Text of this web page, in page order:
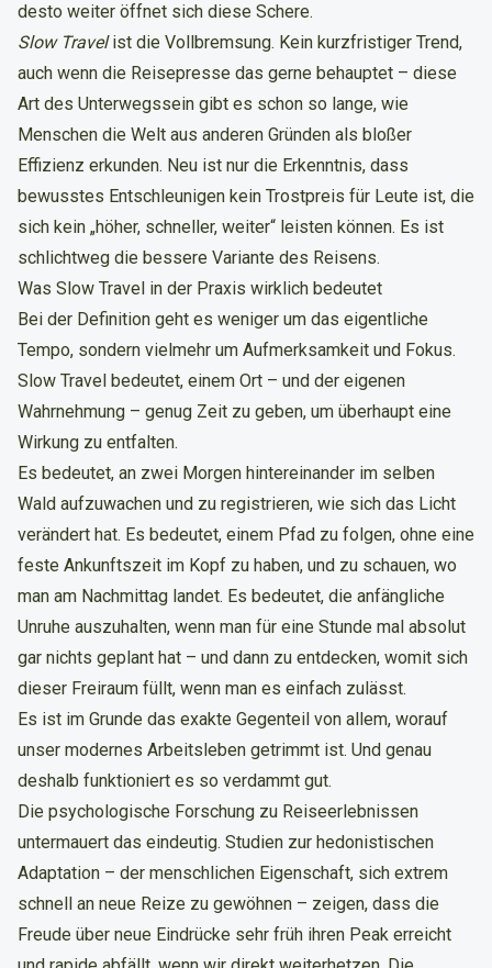
desto weiter öffnet sich diese Schere.
Slow Travelist die Vollbremsung. Kein kurzfristiger Trend,
auch wenn die Reisepresse das gerne behauptet – diese
Art des Unterwegssein gibt es schon so lange, wie
Menschen die Welt aus anderen Gründen als bloßer
Effizienz erkunden. Neu ist nur die Erkenntnis, dass
bewusstes Entschleunigen kein Trostpreis für Leute ist, die
sich kein „höher, schneller, weiter“ leisten können. Es ist
schlichtweg die bessere Variante des Reisens.
Was Slow Travel in der Praxis wirklich bedeutet
Bei der Definition geht es weniger um das eigentliche
Tempo, sondern vielmehr um Aufmerksamkeit und Fokus.
Slow Travel bedeutet, einem Ort – und der eigenen
Wahrnehmung – genug Zeit zu geben, um überhaupt eine
Wirkung zu entfalten.
Es bedeutet, an zwei Morgen hintereinander im selben
Wald aufzuwachen und zu registrieren, wie sich das Licht
verändert hat. Es bedeutet, einem Pfad zu folgen, ohne eine
feste Ankunftszeit im Kopf zu haben, und zu schauen, wo
man am Nachmittag landet. Es bedeutet, die anfängliche
Unruhe auszuhalten, wenn man für eine Stunde mal absolut
gar nichts geplant hat – und dann zu entdecken, womit sich
dieser Freiraum füllt, wenn man es einfach zulässt.
Es ist im Grunde das exakte Gegenteil von allem, worauf
unser modernes Arbeitsleben getrimmt ist. Und genau
deshalb funktioniert es so verdammt gut.
Die psychologische Forschung zu Reiseerlebnissen
untermauert das eindeutig. Studien zur hedonistischen
Adaptation – der menschlichen Eigenschaft, sich extrem
schnell an neue Reize zu gewöhnen – zeigen, dass die
Freude über neue Eindrücke sehr früh ihren Peak erreicht